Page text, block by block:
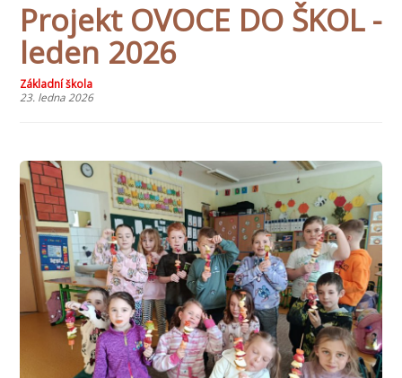
Projekt OVOCE DO ŠKOL -
leden 2026
Základní škola
23. ledna 2026